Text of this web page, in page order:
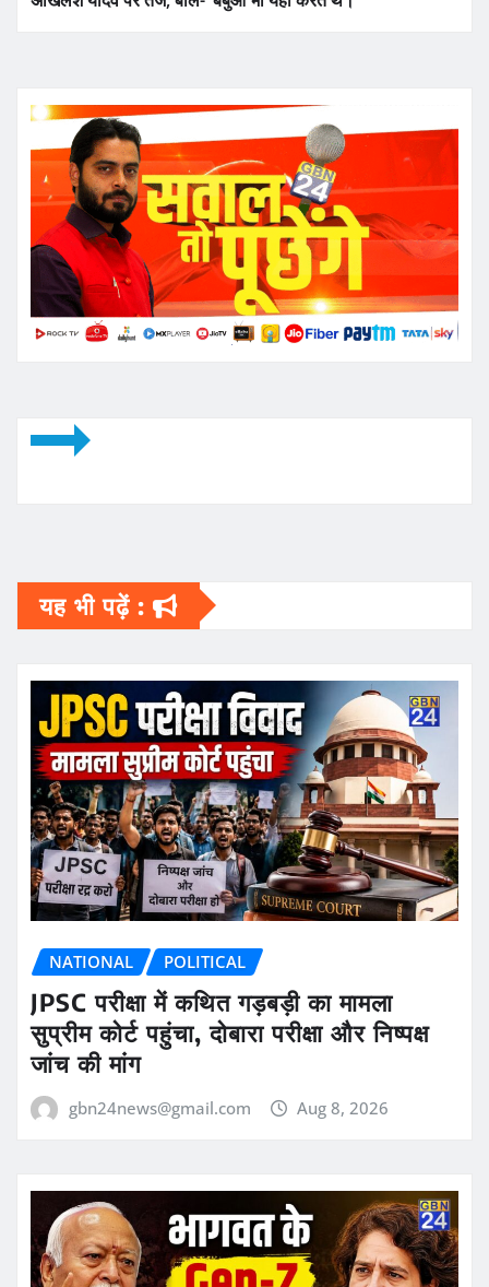
यह भी पढ़ें :
NATIONAL POLITICAL
JPSC परीक्षा में कथित गड़बड़ी का मामला
सुप्रीम कोर्ट पहुंचा, दोबारा परीक्षा और निष्पक्ष
जांच की मांग
gbn24news@gmail.com Aug 8, 2026